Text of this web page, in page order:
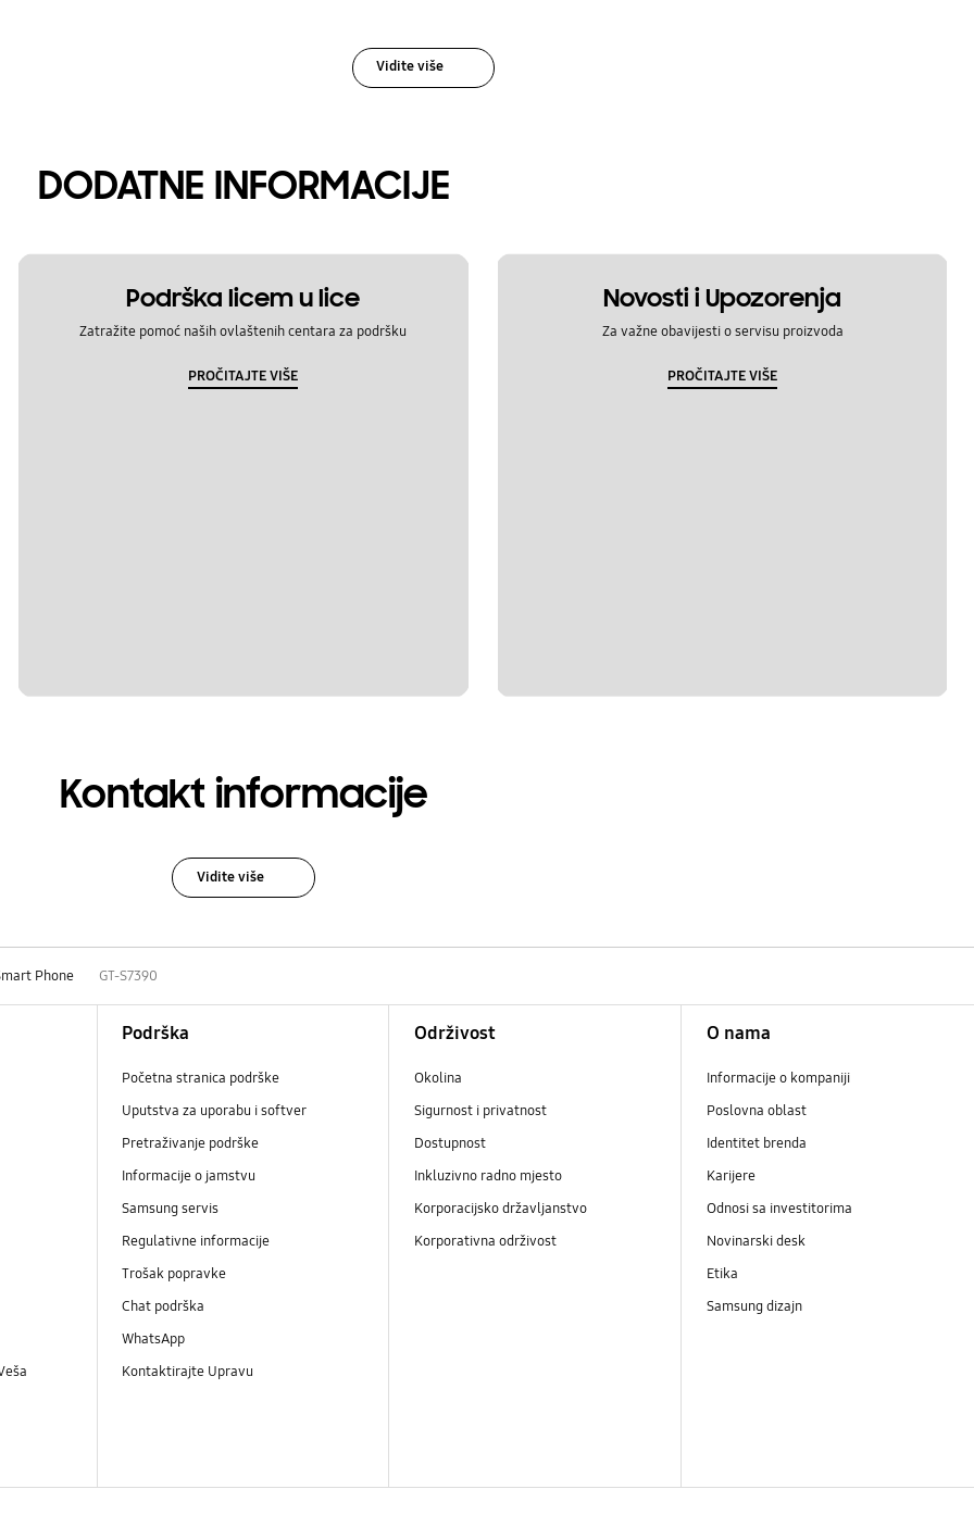
Vidite više
DODATNE INFORMACIJE
Podrška licem u lice
Zatražite pomoć naših ovlaštenih centara za podršku
PROČITAJTE VIŠE
Novosti i Upozorenja
Za važne obavijesti o servisu proizvoda
PROČITAJTE VIŠE
Kontakt informacije
Vidite više
Phone GT-S7390
Podrška
Početna stranica podrške
Uputstva za uporabu i softver
Pretraživanje podrške
Informacije o jamstvu
Samsung servis
Regulativne informacije
Trošak popravke
Chat podrška
WhatsApp
Kontaktirajte Upravu
Održivost
Okolina
Sigurnost i privatnost
Dostupnost
Inkluzivno radno mjesto
Korporacijsko državljanstvo
Korporativna održivost
O nama
Informacije o kompaniji
Poslovna oblast
Identitet brenda
Karijere
Odnosi sa investitorima
Novinarski desk
Etika
Samsung dizajn